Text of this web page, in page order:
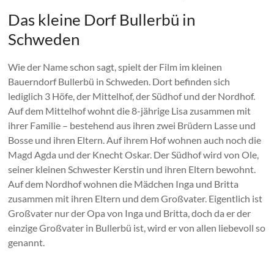
Das kleine Dorf Bullerbü in
Schweden
Wie der Name schon sagt, spielt der Film im kleinen
Bauerndorf Bullerbü in Schweden. Dort befinden sich
lediglich 3 Höfe, der Mittelhof, der Südhof und der Nordhof.
Auf dem Mittelhof wohnt die 8-jährige Lisa zusammen mit
ihrer Familie – bestehend aus ihren zwei Brüdern Lasse und
Bosse und ihren Eltern. Auf ihrem Hof wohnen auch noch die
Magd Agda und der Knecht Oskar. Der Südhof wird von Ole,
seiner kleinen Schwester Kerstin und ihren Eltern bewohnt.
Auf dem Nordhof wohnen die Mädchen Inga und Britta
zusammen mit ihren Eltern und dem Großvater. Eigentlich ist
Großvater nur der Opa von Inga und Britta, doch da er der
einzige Großvater in Bullerbü ist, wird er von allen liebevoll so
genannt.